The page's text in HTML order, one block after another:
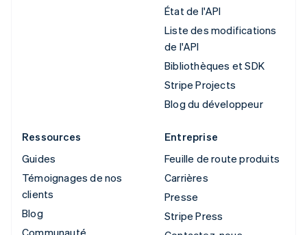
État de l'API
Liste des modifications
de l'API
Bibliothèques et SDK
Stripe Projects
Blog du développeur
Ressources
Guides
Témoignages de nos
clients
Blog
Entreprise
Feuille de route produits
Carrières
Presse
Stripe Press